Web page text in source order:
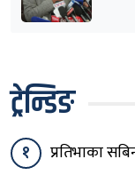
ट्रेन्डिङ
१ प्रतिभाका